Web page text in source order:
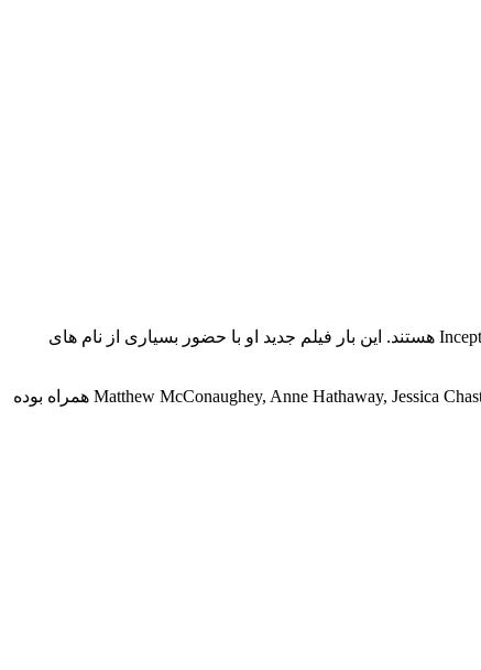
Interstellar کارگردان کریستوفر نولان است که به خاطر ساخت ژانر علمی تخیلی مشهور است. موفق ترین فیلم های او The Dark Night و Inception هستند. این بار فیلم جدید او با حضور بسیاری از نام های
در سال 2014 و به کارگردانی Christopher Nolan ساخته شد. این فیلم با حضور و نقش آفرینی بازیگرانی همچون Matthew McConaughey, Anne Hathaway, Jessica Chastain همراه بوده